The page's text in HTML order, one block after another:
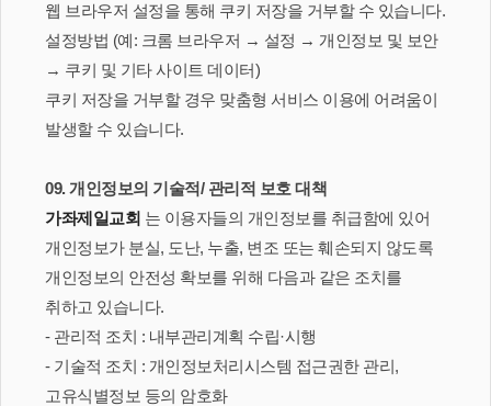
웹 브라우저 설정을 통해 쿠키 저장을 거부할 수 있습니다.
설정방법 (예: 크롬 브라우저 → 설정 → 개인정보 및 보안
→ 쿠키 및 기타 사이트 데이터)
쿠키 저장을 거부할 경우 맞춤형 서비스 이용에 어려움이
발생할 수 있습니다.
09. 개인정보의 기술적/ 관리적 보호 대책
가좌제일교회 는 이용자들의 개인정보를 취급함에 있어
개인정보가 분실, 도난, 누출, 변조 또는 훼손되지 않도록
개인정보의 안전성 확보를 위해 다음과 같은 조치를
취하고 있습니다.
- 관리적 조치 : 내부관리계획 수립·시행
- 기술적 조치 : 개인정보처리시스템 접근권한 관리,
고유식별정보 등의 암호화